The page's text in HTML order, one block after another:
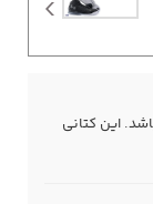
این کتانی